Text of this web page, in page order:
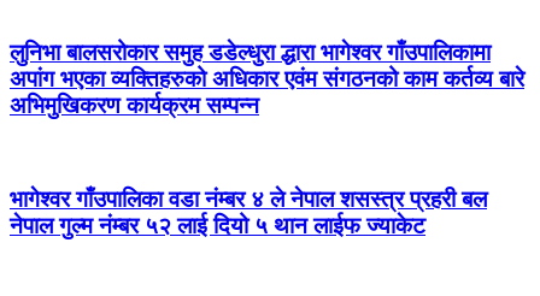
लुनिभा बालसरोकार समुह डडेल्धुरा द्धारा भागेश्वर गाँउपालिकामा
अपांग भएका व्यक्तिहरुको अधिकार एवंम संगठनको काम कर्तव्य बारे
अभिमुखिकरण कार्यक्रम सम्पन्न
भागेश्वर गाँउपालिका वडा नंम्बर ४ ले नेपाल शसस्त्र प्रहरी बल
नेपाल गुल्म नंम्बर ५२ लाई दियो ५ थान लाईफ ज्याकेट